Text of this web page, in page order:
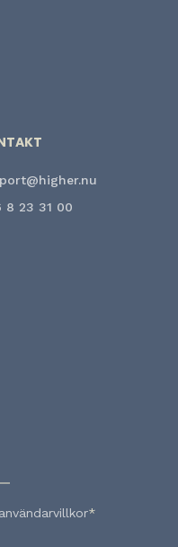
8 23 31 00
användarvillkor*